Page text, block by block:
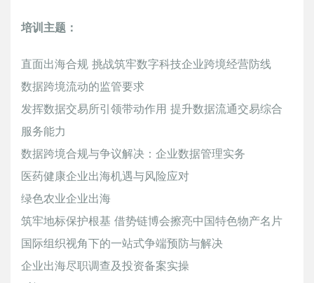
培训主题：
直面出海合规 挑战筑牢数字科技企业跨境经营防线
数据跨境流动的监管要求
发挥数据交易所引领带动作用 提升数据流通交易综合
服务能力
数据跨境合规与争议解决：企业数据管理实务
医药健康企业出海机遇与风险应对
绿色农业企业出海
筑牢地标保护根基 借势链博会擦亮中国特色物产名片
国际组织视角下的一站式争端预防与解决
企业出海尽职调查及投资备案实操